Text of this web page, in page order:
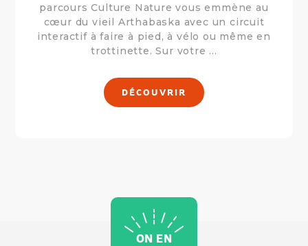
parcours Culture Nature vous emmène au
cœur du vieil Arthabaska avec un circuit
interactif à faire à pied, à vélo ou même en
trottinette. Sur votre ...
DÉCOUVRIR
ON EN